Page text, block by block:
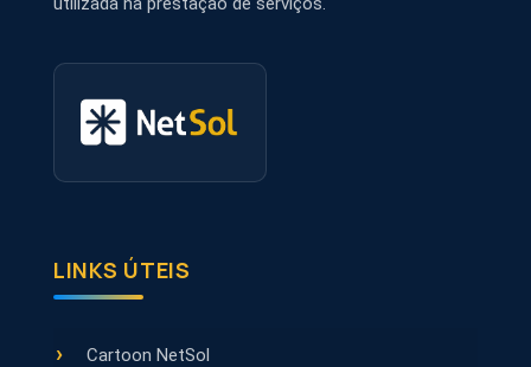
LINKS ÚTEIS
Cartoon NetSol